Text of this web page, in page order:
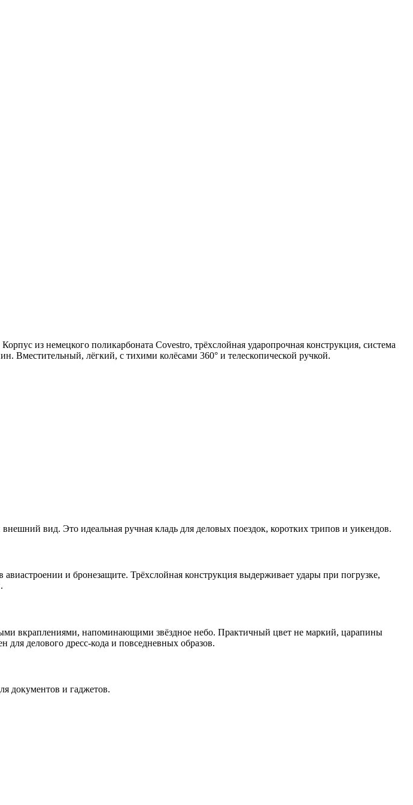
из немецкого поликарбоната Covestro, трёхслойная ударопрочная конструкция, система
лёгкий, с тихими колёсами 360° и телескопической ручкой.
вид. Это идеальная ручная кладь для деловых поездок, коротких трипов и уикендов.
и бронезащите. Трёхслойная конструкция выдерживает удары при погрузке,
вкраплениями, напоминающими звёздное небо. Практичный цвет не маркий, царапины
делового дресс-кода и повседневных образов.
документов и гаджетов.